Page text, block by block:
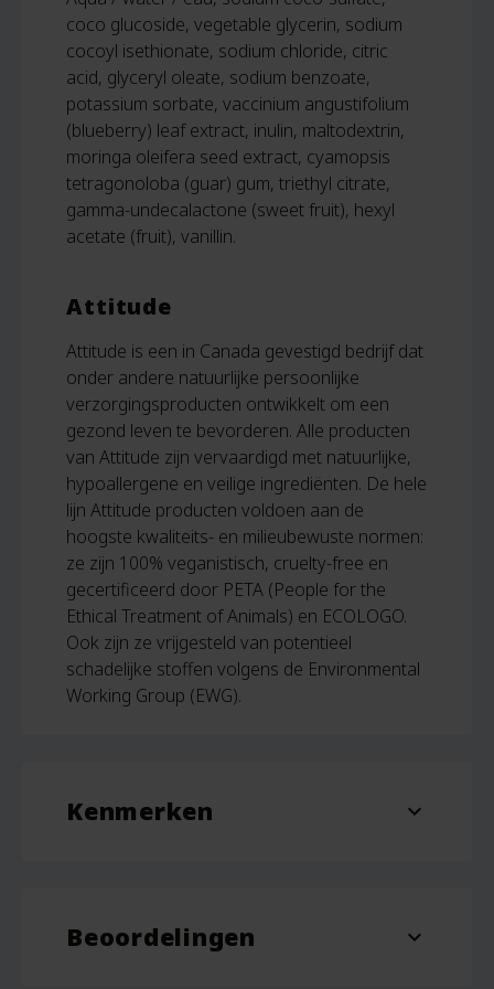
coco glucoside, vegetable glycerin, sodium
cocoyl isethionate, sodium chloride, citric
acid, glyceryl oleate, sodium benzoate,
potassium sorbate, vaccinium angustifolium
(blueberry) leaf extract, inulin, maltodextrin,
moringa oleifera seed extract, cyamopsis
tetragonoloba (guar) gum, triethyl citrate,
gamma-undecalactone (sweet fruit), hexyl
acetate (fruit), vanillin.
Attitude
Attitude is een in Canada gevestigd bedrijf dat
onder andere natuurlijke persoonlijke
verzorgingsproducten ontwikkelt om een
gezond leven te bevorderen. Alle producten
van Attitude zijn vervaardigd met natuurlijke,
hypoallergene en veilige ingrediënten. De hele
lijn Attitude producten voldoen aan de
hoogste kwaliteits- en milieubewuste normen:
ze zijn 100% veganistisch, cruelty-free en
gecertificeerd door PETA (People for the
Ethical Treatment of Animals) en ECOLOGO.
Ook zijn ze vrijgesteld van potentieel
schadelijke stoffen volgens de Environmental
Working Group (EWG).
Kenmerken expand_more
Beoordelingen expand_more